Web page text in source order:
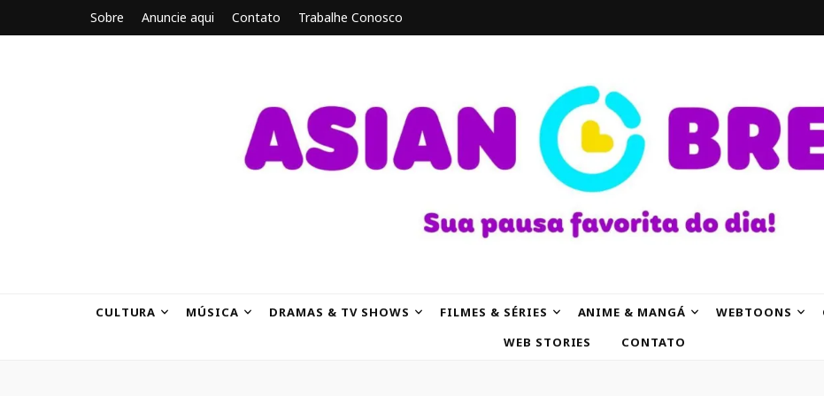
Sobre Anuncie aqui Contato Trabalhe Conosco
CULTURA MÚSICA DRAMAS & TV SHOWS FILMES & SÉRIES ANIME & MANGÁ WEBTOONS
WEB STORIES
CONTATO